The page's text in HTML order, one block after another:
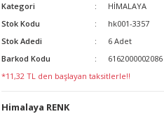
Kategori
HİMALAYA
Stok Kodu
hk001-3357
Stok Adedi
6 Adet
Barkod Kodu
6162000002086
*11,32 TL den başlayan taksitlerle!!
Himalaya RENK